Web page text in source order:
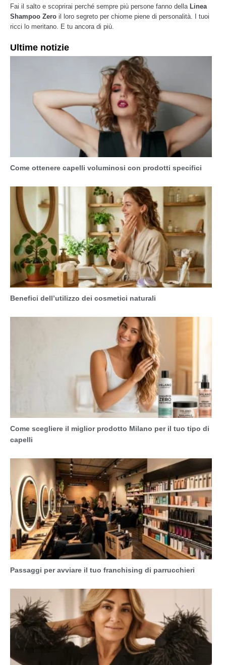
Fai il salto e scoprirai perché sempre più persone fanno della Linea
Shampoo Zero il loro segreto per chiome piene di personalità. I tuoi
ricci lo meritano. E tu ancora di più.
Ultime notizie
Come ottenere capelli voluminosi con prodotti specifici
Benefici dell’utilizzo dei cosmetici naturali
Come scegliere il miglior prodotto Milano per il tuo tipo di
capelli
Passaggi per avviare il tuo franchising di parrucchieri